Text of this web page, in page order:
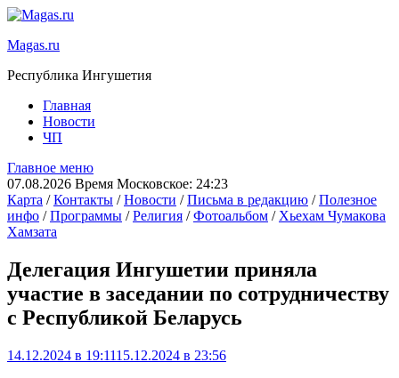
Magas.ru
Республика Ингушетия
Главная
Новости
ЧП
Главное меню
07.08.2026 Время Московское: 24:23
Карта /Контакты /Новости /Письма в редакцию /Полезное
инфо /Программы /Религия /Фотоальбом / Хьехам Чумакова
Хамзата
Делегация Ингушетии приняла
участие в заседании по сотрудничеству
с Республикой Беларусь
14.12.2024 в 19:1115.12.2024 в 23:56